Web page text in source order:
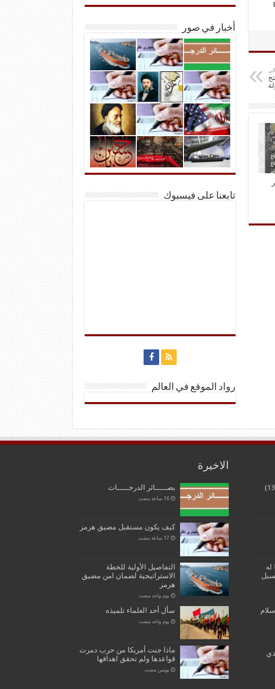
أخبار في صور
تابعنا على فيسبوك
رواد الموقع في العالم
له
الاخيرة
بصــــــائر الدرجــــــات
كيف يكون مستقبل مضيق هرمز
التفاصيل الأولية للخطة
الاستراتيجية لضمان امن مضيق
هرمز
‏يوم واحد مضت
سأل أحد العلماء تلميذه
‏يوم واحد مضت
ماذا جنت أمريكا من حرب دمرت
قواعدها ولم تحقق اهدافها
‏يومين مضت